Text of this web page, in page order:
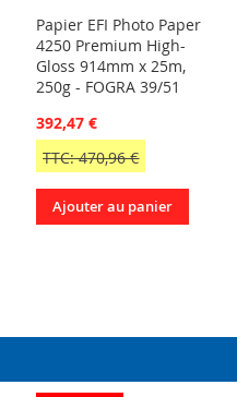
Papier EFI Photo Paper
4250 Premium High-
Gloss 914mm x 25m,
250g - FOGRA 39/51
392,47 €
TTC: 470,96 €
Ajouter au panier